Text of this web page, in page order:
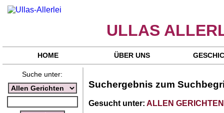
ULLAS
HOME ÜBER UNS
Suche unter:
Suchergebnis zum
Gesucht unter:ALLEN GERICHTEN